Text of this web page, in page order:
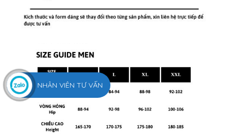
NHÂN VIÊN TƯ VẤN